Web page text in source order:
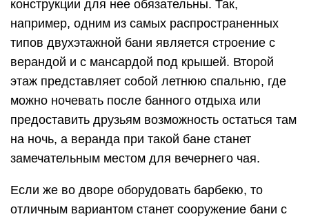
конструкции для нее обязательны. Так,
например, одним из самых распространенных
типов двухэтажной бани является строение с
верандой и с мансардой под крышей. Второй
этаж представляет собой летнюю спальню, где
можно ночевать после банного отдыха или
предоставить друзьям возможность остаться там
на ночь, а веранда при такой бане станет
замечательным местом для вечернего чая.
Если же во дворе оборудовать барбекю, то
отличным вариантом станет сооружение бани с